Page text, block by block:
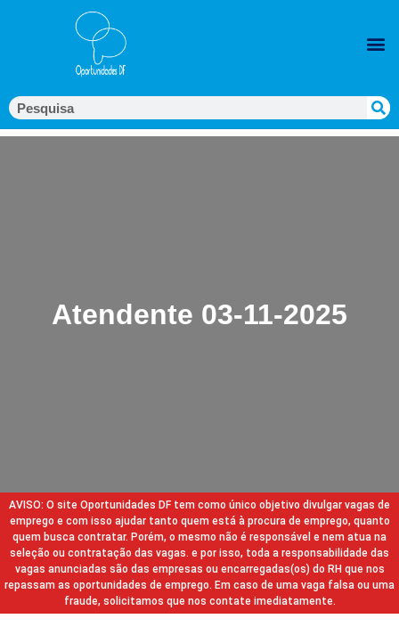
Atendente 03-11-2025
AVISO: O site Oportunidades DF tem como único objetivo divulgar vagas de
emprego e com isso ajudar tanto quem está à procura de emprego, quanto
quem busca contratar. Porém, o mesmo não é responsável e nem atua na
seleção ou contratação das vagas. e por isso, toda a responsabilidade das
vagas anunciadas são das empresas ou encarregadas(os) do RH que nos
repassam as oportunidades de emprego. Em caso de uma vaga falsa ou uma
fraude, solicitamos que nos contate imediatamente.